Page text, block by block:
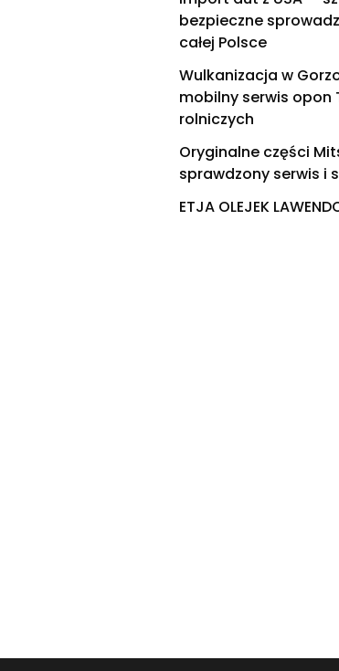
bezpieczne
całej Polsce
Wulkanizacja w
mobilny serwis opon
rolniczych
Oryginalne części
sprawdzony serwis i
ETJA OLEJEK